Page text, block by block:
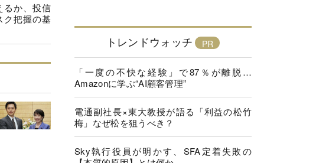
るか、投信
ク把握の基
トレンドウォッチ
「一度の不快な経験」で87％が離脱…
Amazonに学ぶ“AI顧客管理”
電通副社長×東大教授が語る「利益の松竹
梅」なぜ松を狙うべき？
Sky執行役員が明かす、SFA定着失敗の